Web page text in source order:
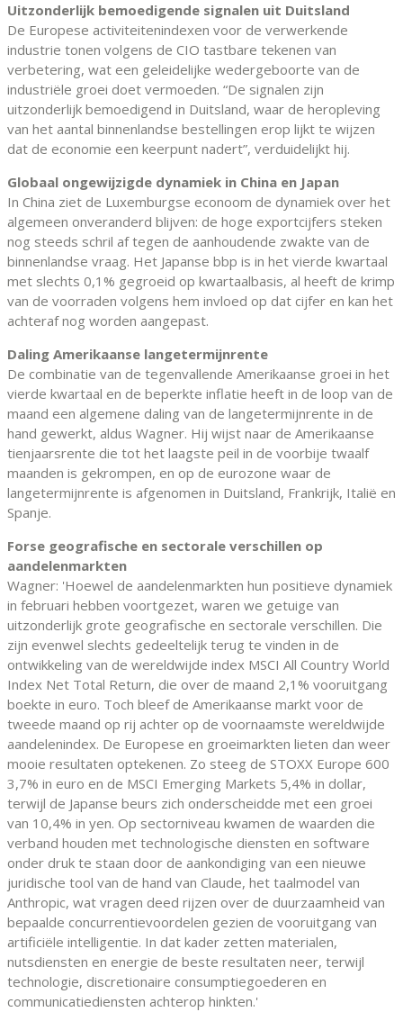
Uitzonderlijk bemoedigende signalen uit Duitsland
De Europese activiteitenindexen voor de verwerkende
industrie tonen volgens de CIO tastbare tekenen van
verbetering, wat een geleidelijke wedergeboorte van de
industriële groei doet vermoeden. “De signalen zijn
uitzonderlijk bemoedigend in Duitsland, waar de heropleving
van het aantal binnenlandse bestellingen erop lijkt te wijzen
dat de economie een keerpunt nadert”, verduidelijkt hij.
Globaal ongewijzigde dynamiek in China en Japan
In China ziet de Luxemburgse econoom de dynamiek over het
algemeen onveranderd blijven: de hoge exportcijfers steken
nog steeds schril af tegen de aanhoudende zwakte van de
binnenlandse vraag. Het Japanse bbp is in het vierde kwartaal
met slechts 0,1% gegroeid op kwartaalbasis, al heeft de krimp
van de voorraden volgens hem invloed op dat cijfer en kan het
achteraf nog worden aangepast.
Daling Amerikaanse langetermijnrente
De combinatie van de tegenvallende Amerikaanse groei in het
vierde kwartaal en de beperkte inflatie heeft in de loop van de
maand een algemene daling van de langetermijnrente in de
hand gewerkt, aldus Wagner. Hij wijst naar de Amerikaanse
tienjaarsrente die tot het laagste peil in de voorbije twaalf
maanden is gekrompen, en op de eurozone waar de
langetermijnrente is afgenomen in Duitsland, Frankrijk, Italië en
Spanje.
Forse geografische en sectorale verschillen op
aandelenmarkten
Wagner: 'Hoewel de aandelenmarkten hun positieve dynamiek
in februari hebben voortgezet, waren we getuige van
uitzonderlijk grote geografische en sectorale verschillen. Die
zijn evenwel slechts gedeeltelijk terug te vinden in de
ontwikkeling van de wereldwijde index MSCI All Country World
Index Net Total Return, die over de maand 2,1% vooruitgang
boekte in euro. Toch bleef de Amerikaanse markt voor de
tweede maand op rij achter op de voornaamste wereldwijde
aandelenindex. De Europese en groeimarkten lieten dan weer
mooie resultaten optekenen. Zo steeg de STOXX Europe 600
3,7% in euro en de MSCI Emerging Markets 5,4% in dollar,
terwijl de Japanse beurs zich onderscheidde met een groei
van 10,4% in yen. Op sectorniveau kwamen de waarden die
verband houden met technologische diensten en software
onder druk te staan door de aankondiging van een nieuwe
juridische tool van de hand van Claude, het taalmodel van
Anthropic, wat vragen deed rijzen over de duurzaamheid van
bepaalde concurrentievoordelen gezien de vooruitgang van
artificiële intelligentie. In dat kader zetten materialen,
nutsdiensten en energie de beste resultaten neer, terwijl
technologie, discretionaire consumptiegoederen en
communicatiediensten achterop hinkten.'